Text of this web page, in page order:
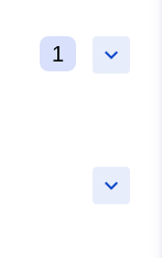
keyboard_arrow_down
1
keyboard_arrow_down